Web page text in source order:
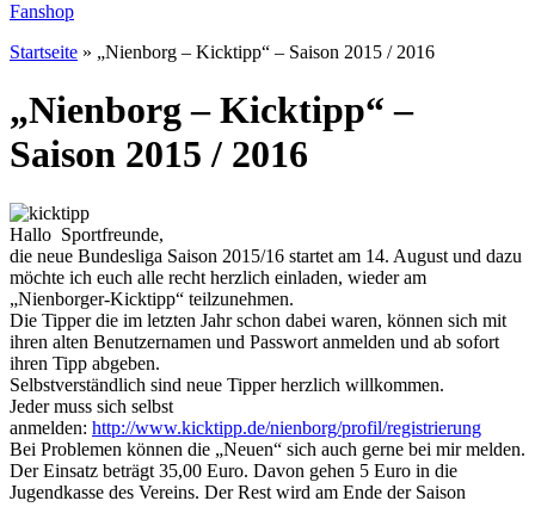
Fanshop
Startseite » „Nienborg – Kicktipp“ – Saison 2015 / 2016
„Nienborg – Kicktipp“ –
Saison 2015 / 2016
Hallo Sportfreunde,
die neue Bundesliga Saison 2015/16 startet am 14. August und dazu
möchte ich euch alle recht herzlich einladen, wieder am
„Nienborger-Kicktipp“ teilzunehmen.
Die Tipper die im letzten Jahr schon dabei waren, können sich mit
ihren alten Benutzernamen und Passwort anmelden und ab sofort
ihren Tipp abgeben.
Selbstverständlich sind neue Tipper herzlich willkommen.
Jeder muss sich selbst
anmelden: http://www.kicktipp.de/nienborg/profil/registrierung
Bei Problemen können die „Neuen“ sich auch gerne bei mir melden.
Der Einsatz beträgt 35,00 Euro. Davon gehen 5 Euro in die
Jugendkasse des Vereins. Der Rest wird am Ende der Saison